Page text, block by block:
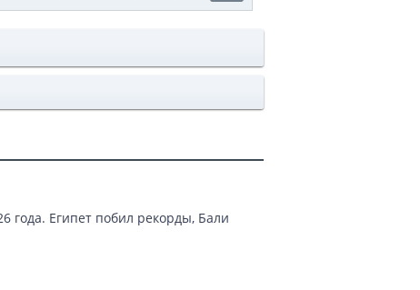
года. Египет побил рекорды, Бали